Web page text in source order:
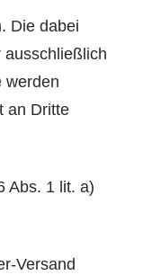
Die dabei
ausschließlich
werden
an Dritte
Abs. 1 lit. a)
Versand